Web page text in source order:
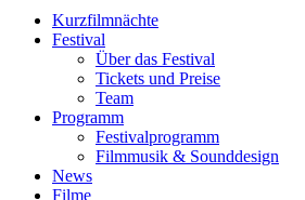
Kurzfilmnächte
Festival
Über das Festival
Tickets und Preise
Team
Programm
Festivalprogramm
Filmmusik & Sounddesign
News
Filme